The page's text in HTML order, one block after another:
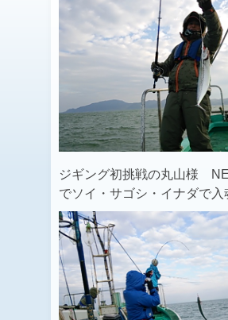
ジギング初挑戦の丸山様
でソイ・サゴシ・イナダで入